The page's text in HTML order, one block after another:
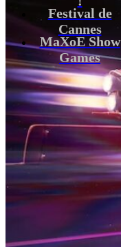
Festival de
Cannes
MaXoE Show
Games